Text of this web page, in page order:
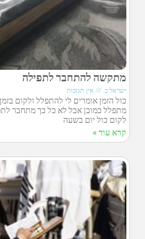
מתקשה להתחבר לתפילה
ישראל כ. אין תגובות
כול הזמן אומרים לי להתפלל ולקום
מתפלל כמובן אבל לא כל כך מתחבר
לקום כול יום בשעה
קרא עוד »